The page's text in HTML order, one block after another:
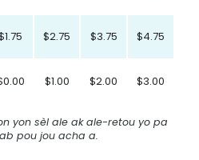
$2.75 $3.75 $4.75
$1.00 $2.00 $3.00
yon sèl ale ak ale-retou yo pa
pou jou acha a.